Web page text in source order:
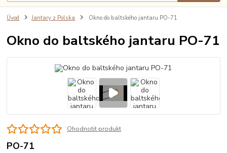
Úvod Jantary z Polska Okno do baltského jantaru PO-71
Okno do baltského jantaru PO-71
Ohodnotit produkt
PO-71